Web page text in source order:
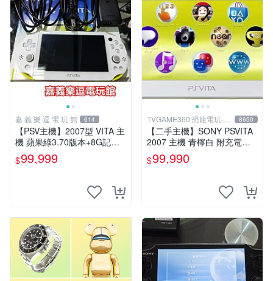
嘉 義 樂 逗 電 玩 館 614
【PSV主機】2007型 VITA 主
機 蘋果綠3.70版本+8G記憶
卡+螢幕保護貼【9成新】✪中
古二手✪嘉義樂逗電玩館
$99,999
TVGAME360 恐龍電玩-台
中店
8650
【二手主機】SONY PSVITA
2007 主機 青檸白 附充電器
USB傳輸線 PS VITA PSV 台
中恐龍電玩
$99,990